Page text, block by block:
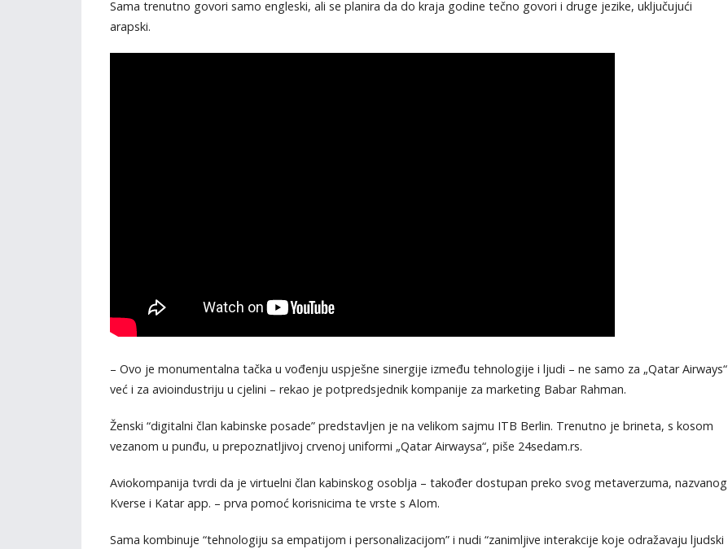
Sama trenutno govori samo engleski, ali se planira da do kraja godine tečno govori i druge jezike, uključujući
arapski.
– Ovo je monumentalna tačka u vođenju uspješne sinergije između tehnologije i ljudi – ne samo za „Qatar Airways“
već i za avioindustriju u cjelini – rekao je potpredsjednik kompanije za marketing Babar Rahman.
Ženski “digitalni član kabinske posade” predstavljen je na velikom sajmu ITB Berlin. Trenutno je brineta, s kosom
vezanom u punđu, u prepoznatljivoj crvenoj uniformi „Qatar Airwaysa“, piše 24sedam.rs.
Aviokompanija tvrdi da je virtuelni član kabinskog osoblja – također dostupan preko svog metaverzuma, nazvanog
Kverse i Katar app. – prva pomoć korisnicima te vrste s AIom.
Sama kombinuje “tehnologiju sa empatijom i personalizacijom” i nudi “zanimljive interakcije koje odražavaju ljudski